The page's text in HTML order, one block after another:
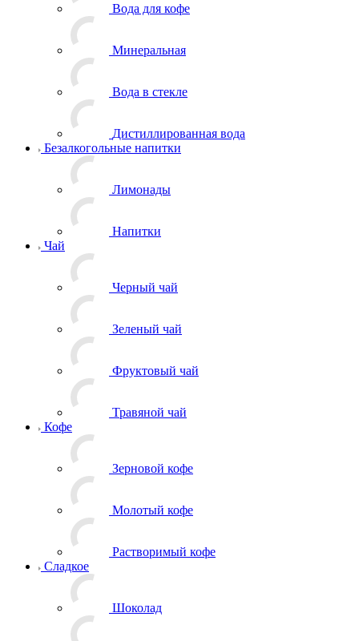
Вода для кофе
Минеральная
Вода в стекле
Дистиллированная вода
Безалкогольные напитки
Лимонады
Напитки
Чай
Черный чай
Зеленый чай
Фруктовый чай
Травяной чай
Кофе
Зерновой кофе
Молотый кофе
Растворимый кофе
Сладкое
Шоколад